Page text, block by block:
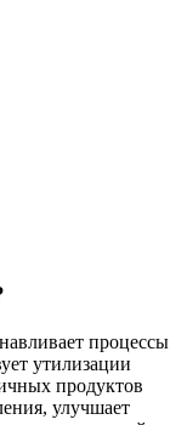
процессы
утилизации
продуктов
улучшает